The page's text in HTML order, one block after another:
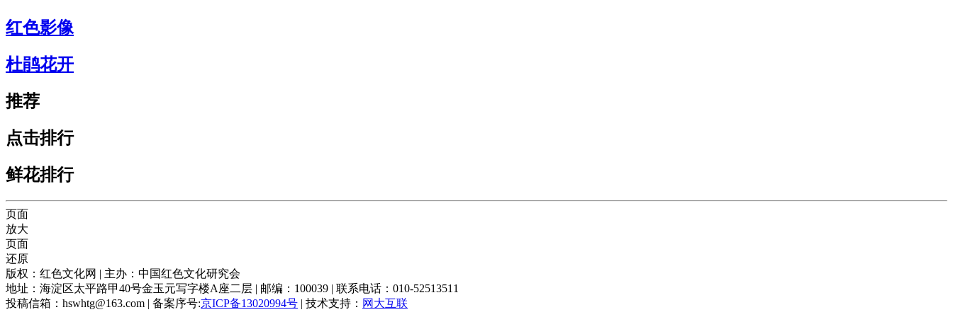
红色影像
杜鹃花开
推荐
点击排行
鲜花排行
页面
放大
页面
还原
版权：红色文化网 | 主办：中国红色文化研究会
地址：海淀区太平路甲40号金玉元写字楼A座二层 | 邮编：100039 | 联系电话：010-52513511
投稿信箱：hswhtg@163.com | 备案序号:京ICP备13020994号 | 技术支持： 网大互联